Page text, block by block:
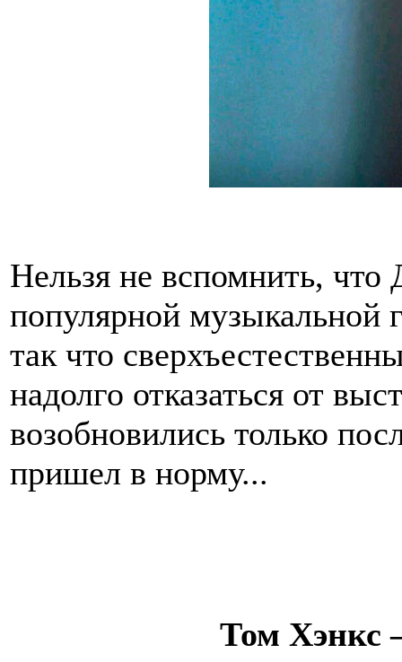
Нельзя не вспомнить,
популярной музыкальной
так что
надолго отказаться от
возобновились только
пришел в норму...
Том Хэнкс